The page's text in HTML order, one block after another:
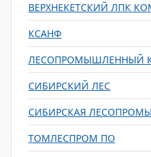
ВЕРХНЕКЕТСКИЙ ЛПК
КСАНФ
ЛЕСОПРОМЫШЛЕННЫЙ
СИБИРСКИЙ ЛЕС
СИБИРСКАЯ
ТОМЛЕСПРОМ ПО